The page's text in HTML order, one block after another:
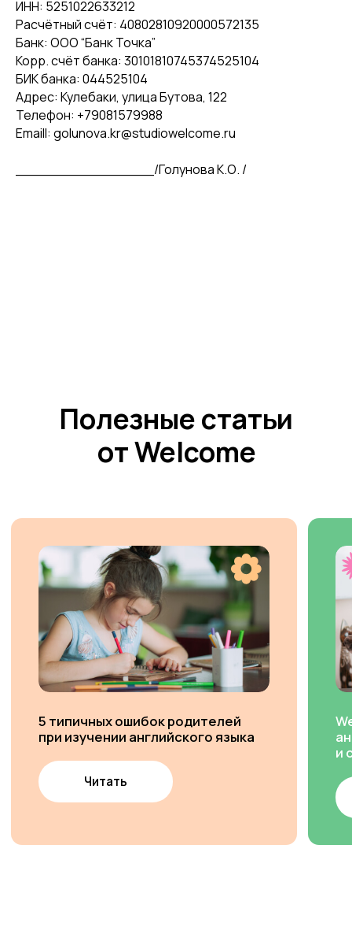
ИНН: 5251022633212
Расчётный счёт: 40802810920000572135
Банк: ООО “Банк Точка”
Корр. счёт банка: 30101810745374525104
БИК банка: 044525104
Адрес: Кулебаки, улица Бутова, 122
Телефон: +79081579988
Emaill: golunova.kr@studiowelcome.ru
________________/Голунова К.О. /